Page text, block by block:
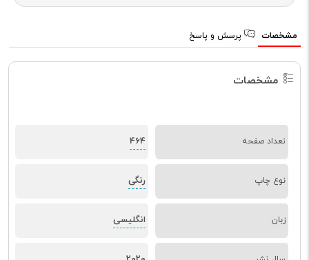
مشخصات پرسش و پاسخ
مشخصات
تعداد صفحه 464
نوع چاپ رنگی
زبان انگلیسی